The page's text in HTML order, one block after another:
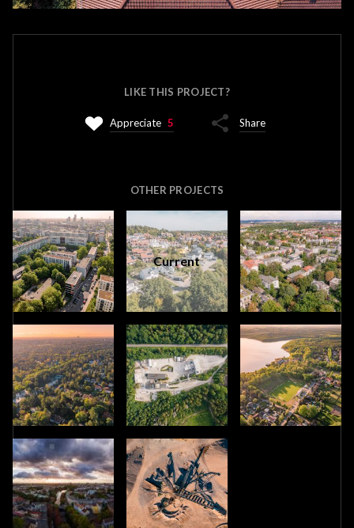
LIKE THIS PROJECT?
Appreciate 5 Share
OTHER PROJECTS
Current